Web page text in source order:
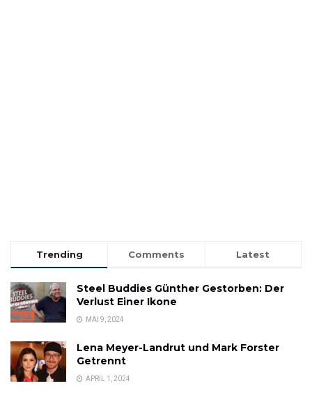
Trending Comments Latest
Steel Buddies Günther Gestorben: Der
Verlust Einer Ikone
MAI 9, 2024
Lena Meyer-Landrut und Mark Forster
Getrennt
APRIL 1, 2024